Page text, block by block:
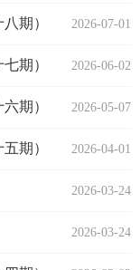
期） 2026-07-01
期） 2026-06-02
期） 2026-05-07
期） 2026-04-01
2026-03-24
2026-03-24